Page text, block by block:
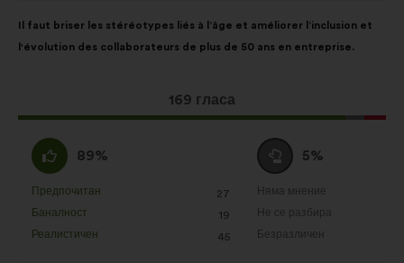
на
предложението:
Il faut briser les stéréotypes liés à l’âge et améliorer l’inclusion et
l'évolution des collaborateurs de plus de 50 ans en entreprise.
Това
предложение
169 гласа
разпределението
е:
Съгласен
съм
:
89%
Предпочитан
: 27
пъти
Баналност
: 19
пъти
Реалистичен
: 45
пъти
Въздържал
се
:
5%
Няма мнение
:пъти
Не се разбира
:пъти
Безразличен
:пъти
сайта.
Статистики:бисквитки за
консултации с граждани по
обобщен начин.
Социални мрежи:
бисквитки,
които ни помагат да увеличим
въздействието си чрез социалните